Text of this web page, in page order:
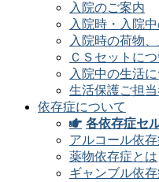
入院のご案内
入院時・入院
入院時の荷物
ＣＳセットに
入院中の生活
生活保護ご担
依存症について
各依存症セ
アルコール依
薬物依存症とは
ギャンブル依